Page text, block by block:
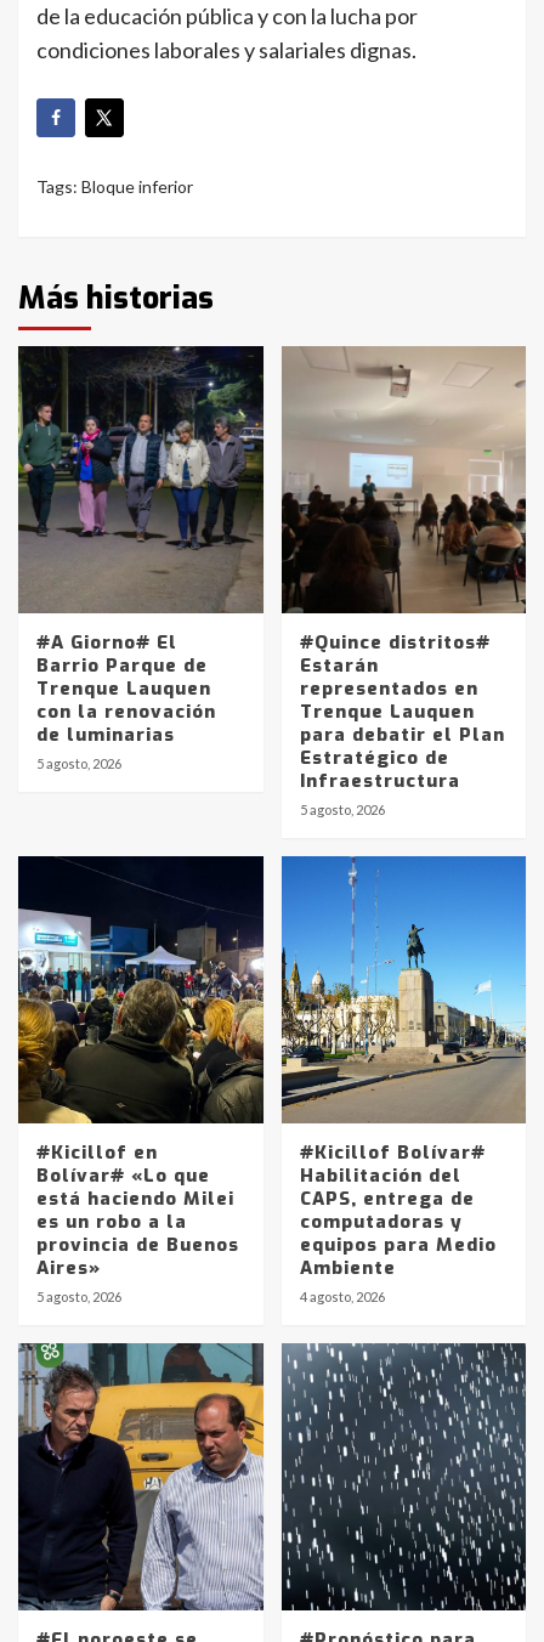
de la educación pública y con la lucha por
condiciones laborales y salariales dignas.
Tags: Bloque inferior
Más historias
#A Giorno# El
Barrio Parque de
Trenque Lauquen
con la renovación
de luminarias
5 agosto, 2026
#Quince distritos#
Estarán
representados en
Trenque Lauquen
para debatir el Plan
Estratégico de
Infraestructura
5 agosto, 2026
#Kicillof en
Bolívar# «Lo que
está haciendo Milei
es un robo a la
provincia de Buenos
Aires»
5 agosto, 2026
#Kicillof Bolívar#
Habilitación del
CAPS, entrega de
computadoras y
equipos para Medio
Ambiente
4 agosto, 2026
Identidad de los adolescentes
pampeanos que fueron
protagonistas del fatal accidente
en la mañana del lunes
4
Accidente en Ruta 5: falleció un
joven de Trenque Lauquen